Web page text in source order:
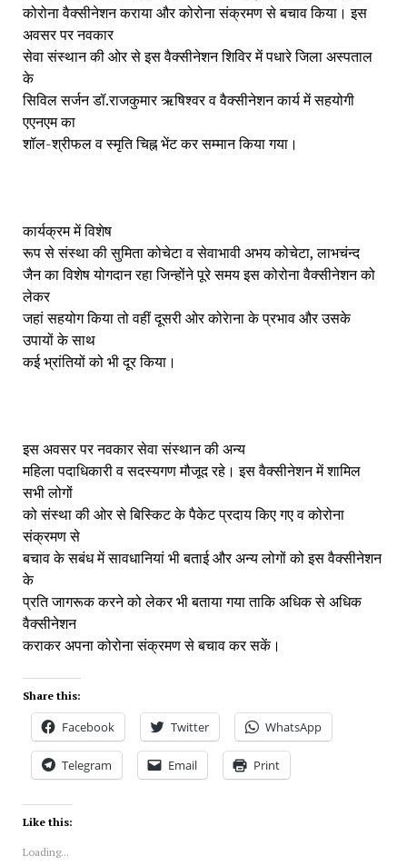
कोरोना वैक्सीनेशन कराया और कोरोना संक्रमण से बचाव किया। इस
अवसर पर नवकार
सेवा संस्थान की ओर से इस वैक्सीनेशन शिविर में पधारे जिला अस्पताल
के
सिविल सर्जन डॉ.राजकुमार ऋषिश्वर व वैक्सीनेशन कार्य में सहयोगी
एएनएम का
शॉल-श्रीफल व स्मृति चिह्न भेंट कर सम्मान किया गया।
कार्यक्रम में विशेष
रूप से संस्था की सुमिता कोचेटा व सेवाभावी अभय कोचेटा, लाभचंन्द
जैन का विशेष योगदान रहा जिन्होंने पूरे समय इस कोरोना वैक्सीनेशन को
लेकर
जहां सहयोग किया तो वहीं दूसरी ओर कोरेाना के प्रभाव और उसके
उपायों के साथ
कई भ्रांतियों को भी दूर किया।
इस अवसर पर नवकार सेवा संस्थान की अन्य
महिला पदाधिकारी व सदस्यगण मौजूद रहे। इस वैक्सीनेशन में शामिल
सभी लोगों
को संस्था की ओर से बिस्किट के पैकेट प्रदाय किए गए व कोरोना
संक्रमण से
बचाव के सबंध में सावधानियां भी बताई और अन्य लोगों को इस वैक्सीनेशन
के
प्रति जागरूक करने को लेकर भी बताया गया ताकि अधिक से अधिक
वैक्सीनेशन
कराकर अपना कोरोना संक्रमण से बचाव कर सकें।
Share this:
Facebook Twitter WhatsApp
Telegram Email Print
Like this:
Loading...